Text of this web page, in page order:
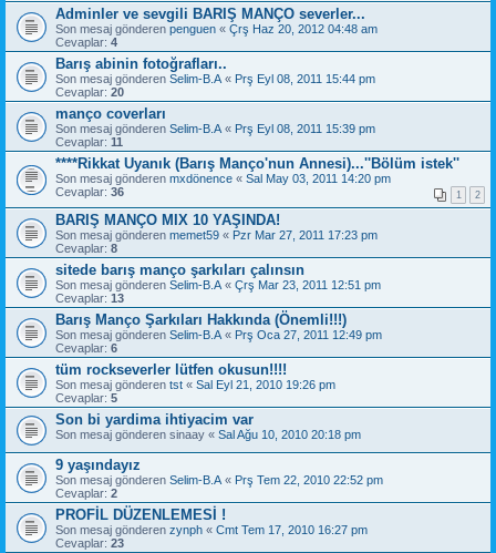
Adminler ve sevgili BARIŞ MANÇO severler...
Son mesaj gönderen penguen « Çrş Haz 20, 2012 04:48 am
Cevaplar: 4
Barış abinin fotoğrafları..
Son mesaj gönderen Selim-B.A « Prş Eyl 08, 2011 15:44 pm
Cevaplar: 20
manço coverları
Son mesaj gönderen Selim-B.A « Prş Eyl 08, 2011 15:39 pm
Cevaplar: 11
****Rikkat Uyanık (Barış Manço'nun Annesi)...''Bölüm istek''
Son mesaj gönderen mxdönence « Sal May 03, 2011 14:20 pm
Cevaplar: 36 1 2
BARIŞ MANÇO MIX 10 YAŞINDA!
Son mesaj gönderen memet59 « Pzr Mar 27, 2011 17:23 pm
Cevaplar: 8
sitede barış manço şarkıları çalınsın
Son mesaj gönderen Selim-B.A « Çrş Mar 23, 2011 12:51 pm
Cevaplar: 13
Barış Manço Şarkıları Hakkında (Önemli!!!)
Son mesaj gönderen Selim-B.A « Prş Oca 27, 2011 12:49 pm
Cevaplar: 6
tüm rockseverler lütfen okusun!!!!
Son mesaj gönderen tst « Sal Eyl 21, 2010 19:26 pm
Cevaplar: 5
Son bi yardima ihtiyacim var
Son mesaj gönderen sinaay « Sal Ağu 10, 2010 20:18 pm
9 yaşındayız
Son mesaj gönderen Selim-B.A « Prş Tem 22, 2010 22:52 pm
Cevaplar: 2
PROFİL DÜZENLEMESİ !
Son mesaj gönderen zynph « Cmt Tem 17, 2010 16:27 pm
Cevaplar: 23